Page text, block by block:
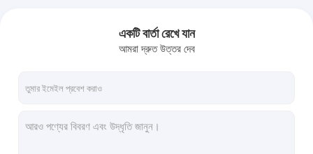
গ্যাস উত্তোলন মশাল
একটি বার্তা রেখে যান
আমরা দ্রুত উত্তর দেব